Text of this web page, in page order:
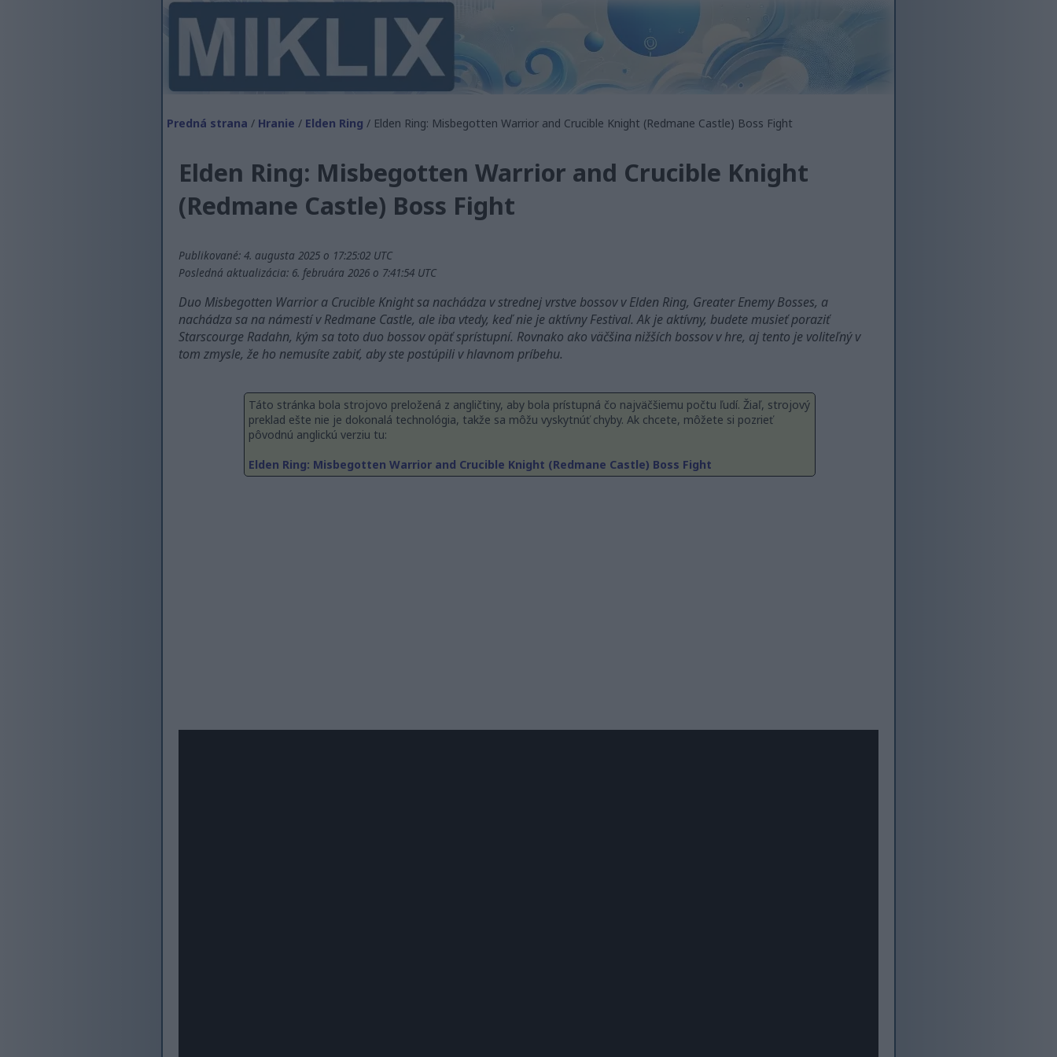
Predná strana / Hranie / Elden Ring / Elden Ring: Misbegotten Warrior and Crucible Knight (Redmane Castle) Boss Fight
Elden Ring: Misbegotten Warrior and Crucible Knight
(Redmane Castle) Boss Fight
Publikované: 4. augusta 2025 o 17:25:02 UTC
Posledná aktualizácia: 6. februára 2026 o 7:41:54 UTC
Duo Misbegotten Warrior a Crucible Knight sa nachádza v strednej vrstve bossov v Elden Ring, Greater Enemy Bosses, a
nachádza sa na námestí v Redmane Castle, ale iba vtedy, keď nie je aktívny Festival. Ak je aktívny, budete musieť poraziť
Starscourge Radahn, kým sa toto duo bossov opäť sprístupní. Rovnako ako väčšina nižších bossov v hre, aj tento je voliteľný v
tom zmysle, že ho nemusíte zabiť, aby ste postúpili v hlavnom príbehu.
Táto stránka bola strojovo preložená z angličtiny, aby bola prístupná čo najväčšiemu počtu ľudí. Žiaľ, strojový
preklad ešte nie je dokonalá technológia, takže sa môžu vyskytnúť chyby. Ak chcete, môžete si pozrieť
pôvodnú anglickú verziu tu:
Elden Ring: Misbegotten Warrior and Crucible Knight (Redmane Castle) Boss Fight